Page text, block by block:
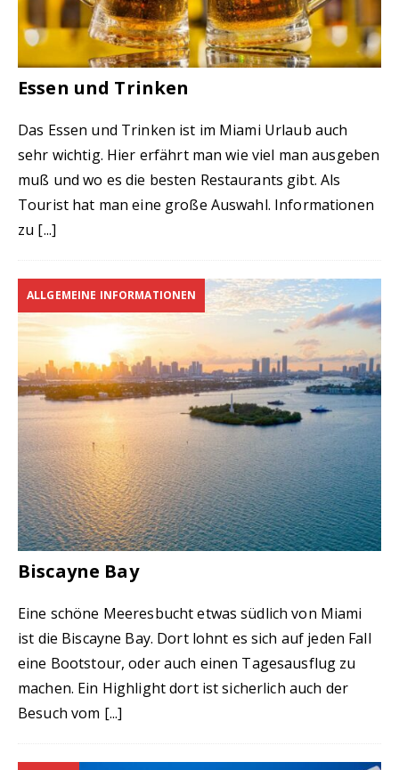
Essen und Trinken
Das Essen und Trinken ist im Miami Urlaub auch
sehr wichtig. Hier erfährt man wie viel man ausgeben
muß und wo es die besten Restaurants gibt. Als
Tourist hat man eine große Auswahl. Informationen
zu [...]
Biscayne Bay
ALLGEMEINE INFORMATIONEN
Eine schöne Meeresbucht etwas südlich von Miami
ist die Biscayne Bay. Dort lohnt es sich auf jeden Fall
eine Bootstour, oder auch einen Tagesausflug zu
machen. Ein Highlight dort ist sicherlich auch der
Besuch vom [...]